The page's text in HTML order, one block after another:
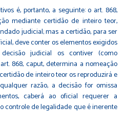
é, portanto, a seguinte: o art. 868,
mediante certidão de inteiro teor,
judicial; mas a certidão, para ser
deve conter os elementos exigidos
judicial os contiver (como
868, caput, determina a nomeação
de inteiro teor os reproduzirá e
razão, a decisão for omissa
caberá ao oficial requerer a
controle de legalidade que é inerente